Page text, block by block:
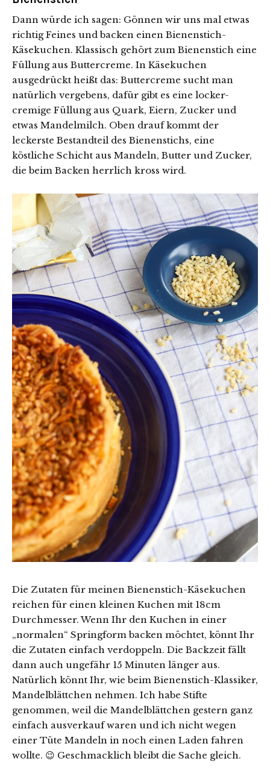
Dann würde ich sagen: Gönnen wir uns mal etwas
richtig Feines und backen einen Bienenstich-
Käsekuchen. Klassisch gehört zum Bienenstich eine
Füllung aus Buttercreme. In Käsekuchen
ausgedrückt heißt das: Buttercreme sucht man
natürlich vergebens, dafür gibt es eine locker-
cremige Füllung aus Quark, Eiern, Zucker und
etwas Mandelmilch. Oben drauf kommt der
leckerste Bestandteil des Bienenstichs, eine
köstliche Schicht aus Mandeln, Butter und Zucker,
die beim Backen herrlich kross wird.
Die Zutaten für meinen Bienenstich-Käsekuchen
reichen für einen kleinen Kuchen mit 18cm
Durchmesser. Wenn Ihr den Kuchen in einer
„normalen“ Springform backen möchtet, könnt Ihr
die Zutaten einfach verdoppeln. Die Backzeit fällt
dann auch ungefähr 15 Minuten länger aus.
Natürlich könnt Ihr, wie beim Bienenstich-Klassiker,
Mandelblättchen nehmen. Ich habe Stifte
genommen, weil die Mandelblättchen gestern ganz
einfach ausverkauf waren und ich nicht wegen
einer Tüte Mandeln in noch einen Laden fahren
wollte. 😉 Geschmacklich bleibt die Sache gleich.